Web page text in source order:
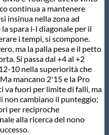
continua a mantenere
insinua nella zona ad
spara i-l diagonale per il
i tempi, si scompone.
ma la palla pesa e il petto
Si passa dal +4 al +2
10 nella superiorità che
mancano 2'15 e la Pro
va fuori per limite di falli, ma
non cambiano il punteggio;
per reciproche
alla ricerca del nono